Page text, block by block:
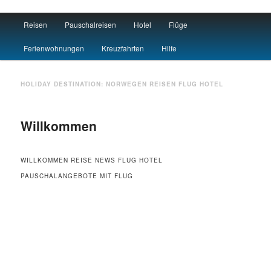
Travel : De
Skip to primary content
Skip to secondary content
Reisen Pauschalreisen Hotel Flüge
Ferienwohnungen Kreuzfahrten Hilfe
HOLIDAY DESTINATION: NORWEGEN REISEN FLUG HOTEL
Willkommen
WILLKOMMEN REISE NEWS FLUG HOTEL
PAUSCHALANGEBOTE MIT FLUG